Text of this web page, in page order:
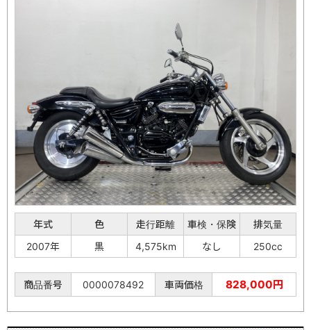
年式 色 走行距離 車検・保険
排気量
2007年
黒 4,575km なし 250cc
商品番号 0000078492 車両価格 828,000円